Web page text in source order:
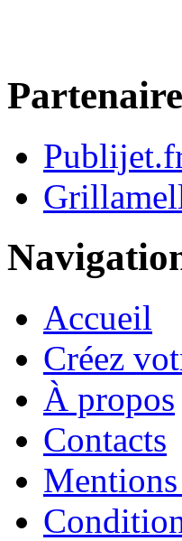
Accueil
Créez
À propos
Contacts